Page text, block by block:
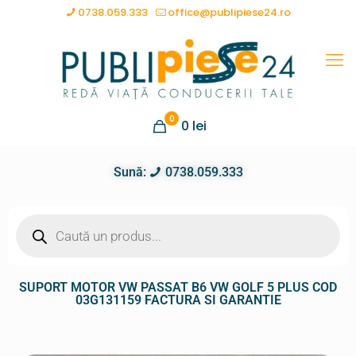
0738.059.333 office@publipiese24.ro
0 0 lei
Sună: 0738.059.333
SUPORT MOTOR VW PASSAT B6 VW GOLF 5 PLUS COD
03G131159 FACTURA SI GARANTIE